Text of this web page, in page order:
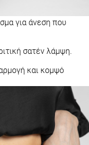
για άνεση που
σατέν λάμψη.
και κομψό